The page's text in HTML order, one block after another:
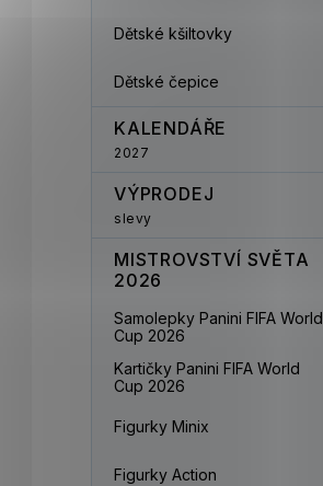
Dětské kšiltovky
Dětské čepice
KALENDÁŘE
2027
VÝPRODEJ
slevy
MISTROVSTVÍ SVĚTA
2026
Samolepky Panini FIFA World
Cup 2026
Kartičky Panini FIFA World
Cup 2026
Figurky Minix
Figurky Action